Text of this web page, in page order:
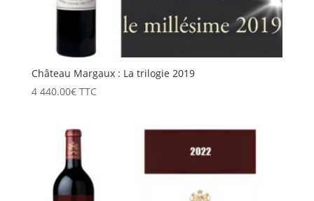
Château Margaux : La trilogie 2019
4 440.00€ TTC